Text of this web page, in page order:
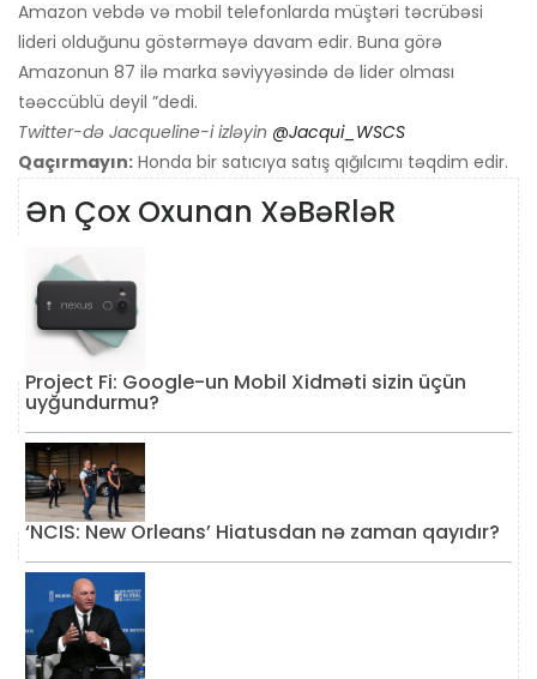
Amazon vebdə və mobil telefonlarda müştəri təcrübəsi
lideri olduğunu göstərməyə davam edir. Buna görə
Amazonun 87 ilə marka səviyyəsində də lider olması
təəccüblü deyil ”dedi.
Twitter-də Jacqueline-i izləyin @Jacqui_WSCS
Qaçırmayın: Honda bir satıcıya satış qığılcımı təqdim edir.
Ən Çox Oxunan XəBəRləR
Project Fi: Google-un Mobil Xidməti sizin üçün
uyğundurmu?
‘NCIS: New Orleans’ Hiatusdan nə zaman qayıdır?